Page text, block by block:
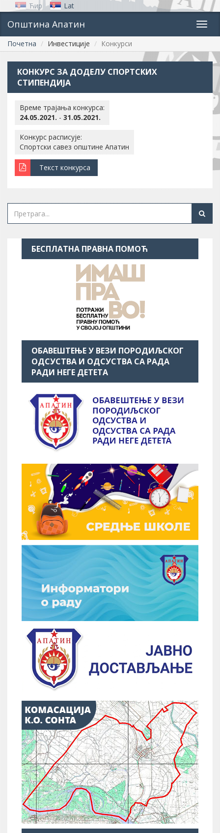
Ћир Lat
Општина Апатин
Почетна Инвестиције Конкурси
КОНКУРС ЗА ДОДЕЛУ СПОРТСКИХ
СТИПЕНДИЈА
Време трајања конкурса:
24.05.2021. - 31.05.2021.
Конкурс расписује:
Спортски савез општине Апатин
Текст конкурса
БЕСПЛАТНА ПРАВНА ПОМОЋ
ОБАВЕШТЕЊЕ У ВЕЗИ ПОРОДИЉСКОГ
ОДСУСТВА И ОДСУСТВА СА РАДА
РАДИ НЕГЕ ДЕТЕТА